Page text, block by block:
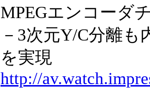
MPEGエンコーダ
－3次元Y/C分離
を実現
http://